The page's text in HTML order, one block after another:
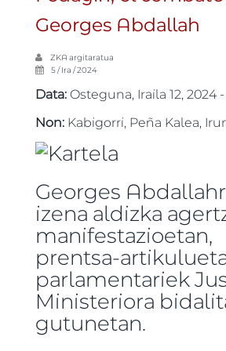
Georges Abdallah
ZKA argitaratua
5 / Ira / 2024
Data:Osteguna, Iraila 12, 2024 -
Non: Kabigorri, Peña Kalea,
Georges
izena aldizka
manifestazioetan,
prentsa-
parlamentariek
Ministeriora
gutunetan.